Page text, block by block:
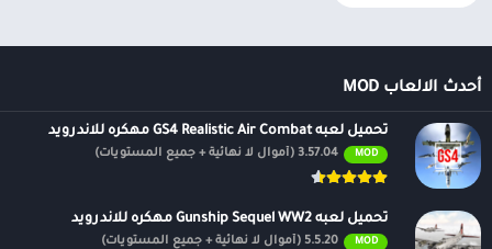
أحدث الالعاب MOD
تحميل لعبه GS4 Realistic Air Combat مهكره للاندرويد
MOD 3.57.04 (أموال لا نهائية + جميع المستويات)
تحميل لعبه Gunship Sequel WW2 مهكره للاندرويد
MOD 5.5.20 (أموال لا نهائية + جميع المستويات)